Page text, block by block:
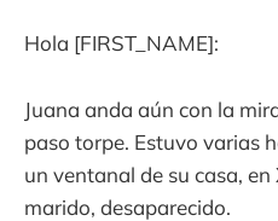
Hola [FIRST_NAME]:
Juana anda aún con la
paso torpe. Estuvo varias
un ventanal de su casa,
marido, desaparecido.